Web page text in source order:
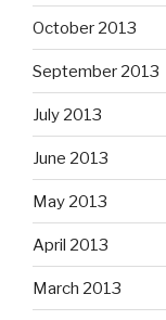
October 2013
September 2013
July 2013
June 2013
May 2013
April 2013
March 2013